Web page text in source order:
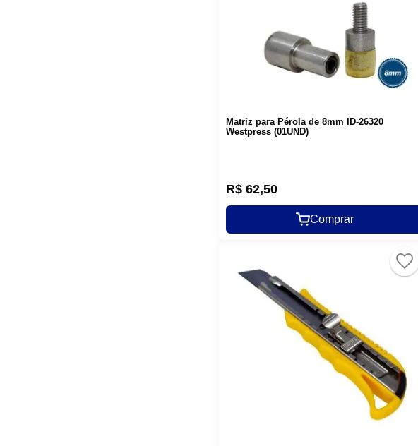
Matriz para Pérola de 8mm ID-26320
Westpress (01UND)
R$ 62,50
Comprar